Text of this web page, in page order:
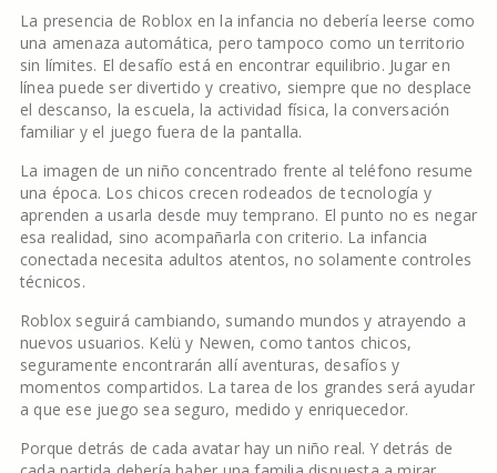
La presencia de Roblox en la infancia no debería leerse como
una amenaza automática, pero tampoco como un territorio
sin límites. El desafío está en encontrar equilibrio. Jugar en
línea puede ser divertido y creativo, siempre que no desplace
el descanso, la escuela, la actividad física, la conversación
familiar y el juego fuera de la pantalla.
La imagen de un niño concentrado frente al teléfono resume
una época. Los chicos crecen rodeados de tecnología y
aprenden a usarla desde muy temprano. El punto no es negar
esa realidad, sino acompañarla con criterio. La infancia
conectada necesita adultos atentos, no solamente controles
técnicos.
Roblox seguirá cambiando, sumando mundos y atrayendo a
nuevos usuarios. Kelü y Newen, como tantos chicos,
seguramente encontrarán allí aventuras, desafíos y
momentos compartidos. La tarea de los grandes será ayudar
a que ese juego sea seguro, medido y enriquecedor.
Porque detrás de cada avatar hay un niño real. Y detrás de